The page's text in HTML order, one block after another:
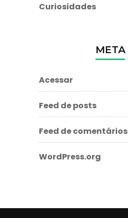
Curiosidades
META
Acessar
Feed de posts
Feed de comentários
WordPress.org